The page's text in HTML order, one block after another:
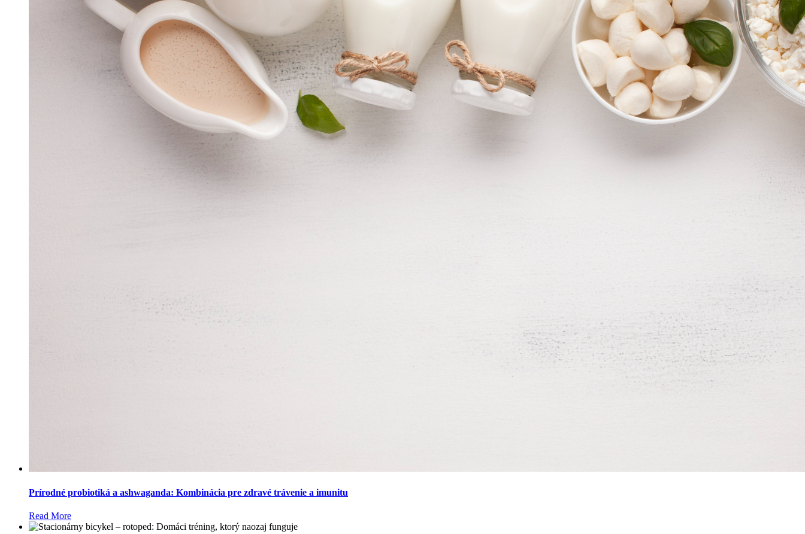
Prírodné probiotiká a ashwaganda: Kombinácia pre zdravé trávenie a imunitu
Read More